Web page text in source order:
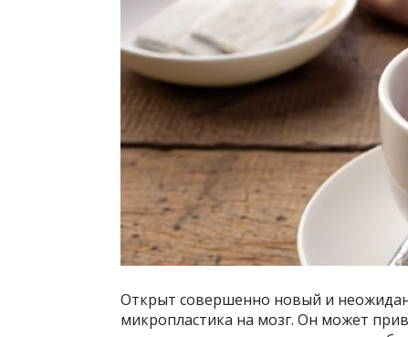
Открыт совершенно новый и
микропластика на мозг. Он может